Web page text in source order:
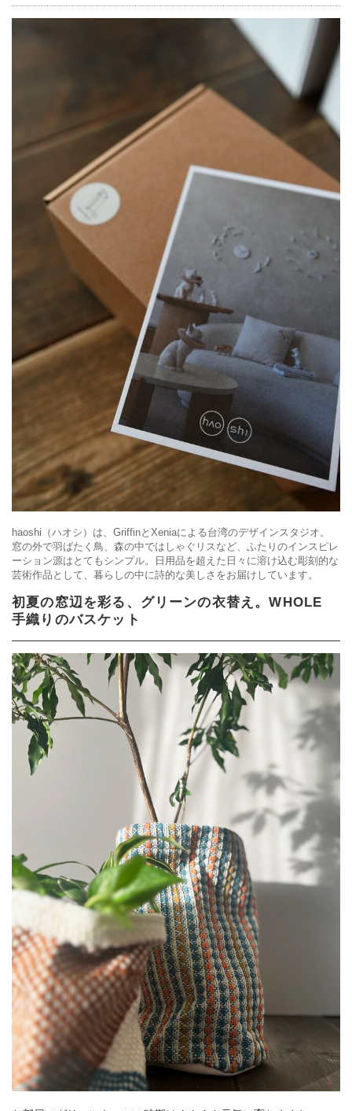
haoshi（ハオシ）は、GriffinとXeniaによる台湾のデザインスタジオ。
窓の外で羽ばたく鳥、森の中ではしゃぐリスなど、ふたりのインスピレ
ーション源はとてもシンプル。日用品を超えた日々に溶け込む彫刻的な
芸術作品として、暮らしの中に詩的な美しさをお届けしています。
初夏の窓辺を彩る、グリーンの衣替え。WHOLE
手織りのバスケット